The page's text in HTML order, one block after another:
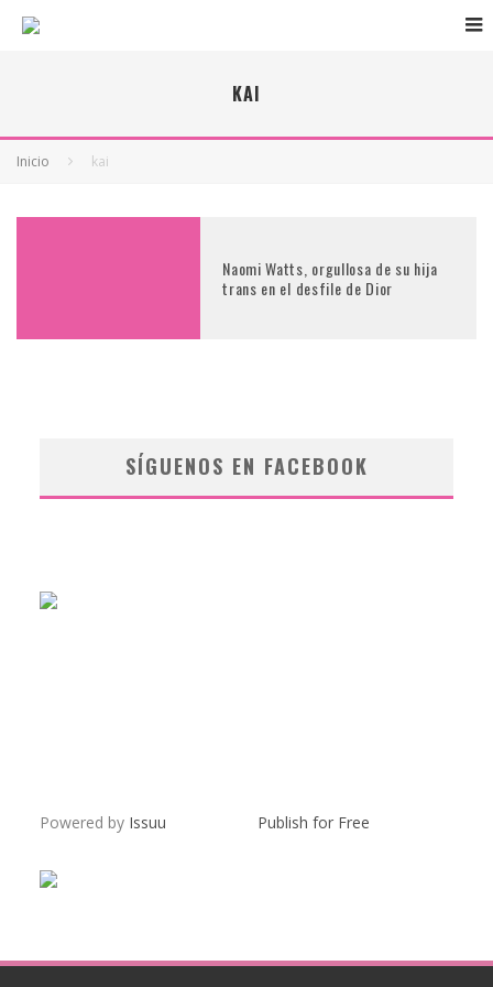
KAI
Inicio kai
Naomi Watts, orgullosa de su hija
trans en el desfile de Dior
SÍGUENOS EN FACEBOOK
Powered by Issuu Publish for Free